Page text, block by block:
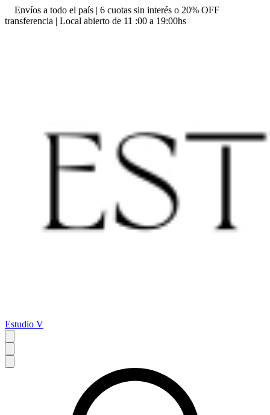
Envíos a todo el país | 6 cuotas sin interés o 20% OFF
transferencia | Local abierto de 11 :00 a 19:00hs
Estudio V